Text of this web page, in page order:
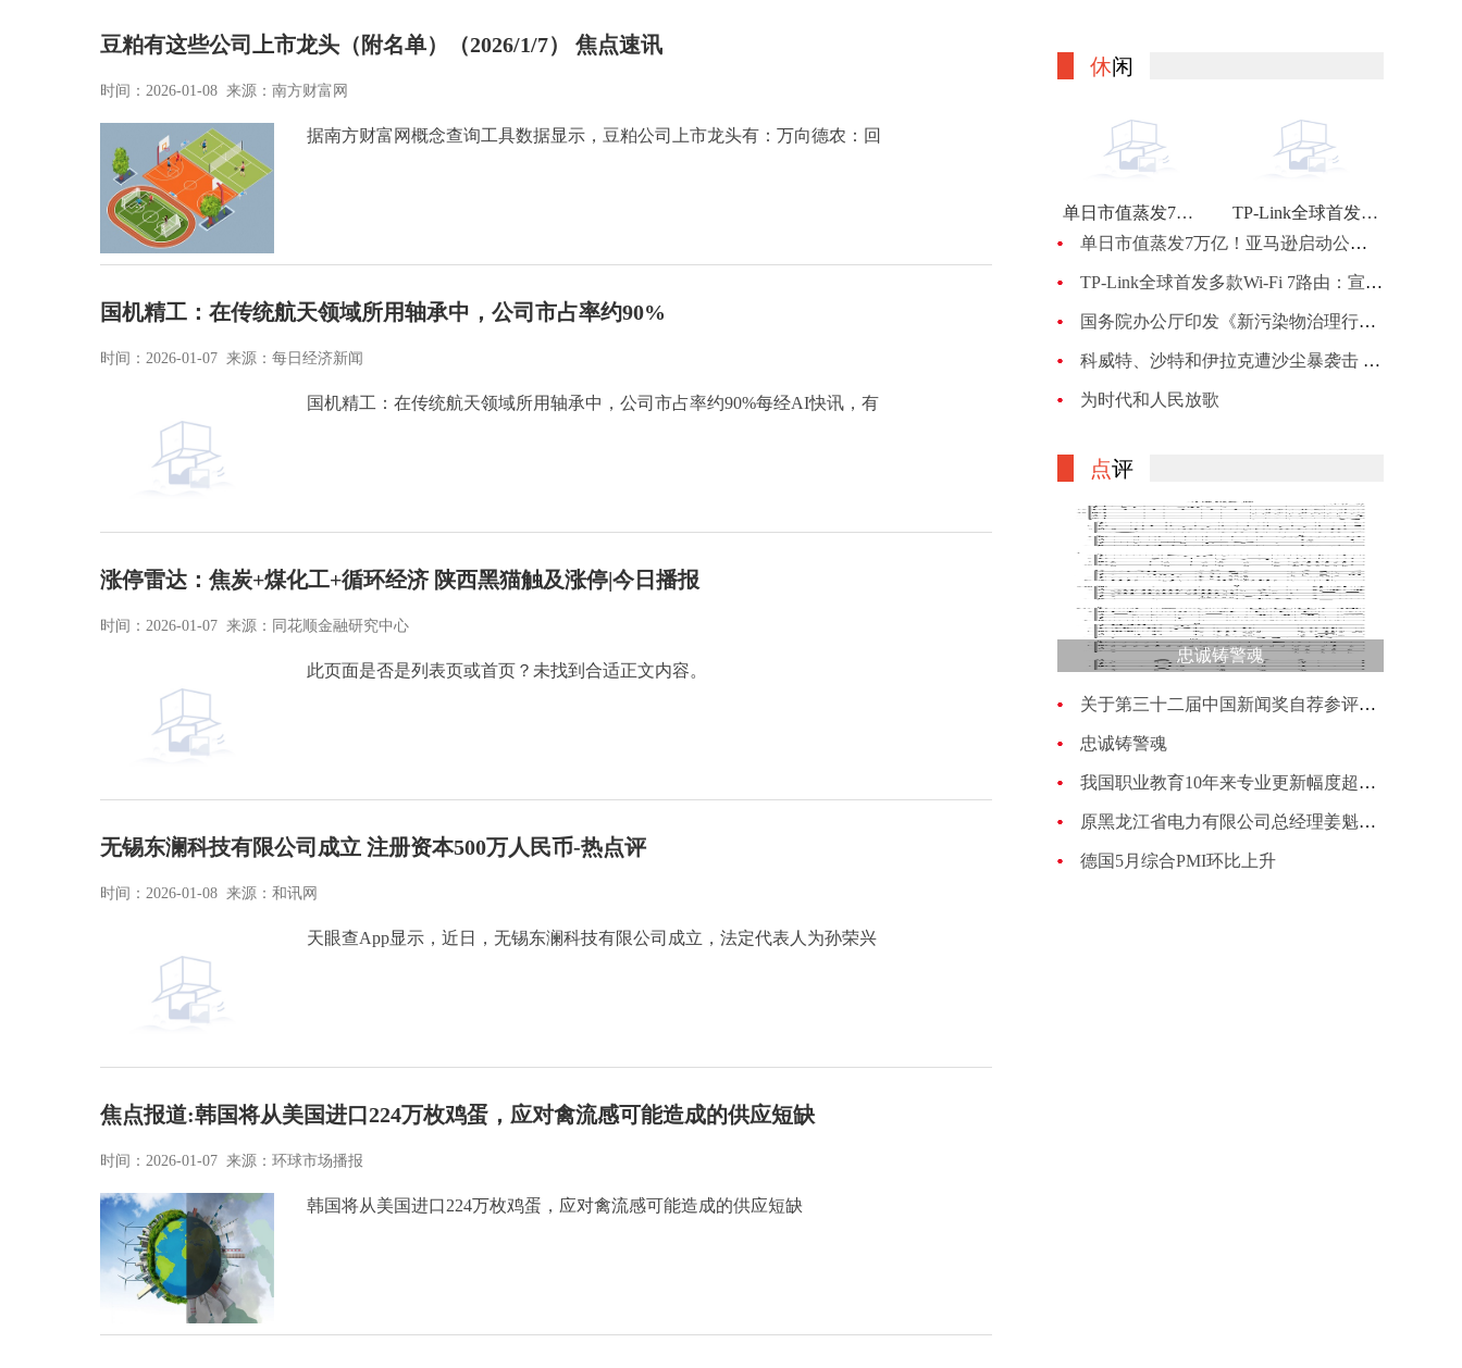
豆粕有这些公司上市龙头（附名单）（2026/1/7） 焦点速讯
时间：2026-01-08 来源：南方财富网
据南方财富网概念查询工具数据显示，豆粕公司上市龙头有：万向德农：回
国机精工：在传统航天领域所用轴承中，公司市占率约90%
时间：2026-01-07 来源：每日经济新闻
国机精工：在传统航天领域所用轴承中，公司市占率约90%每经AI快讯，有
涨停雷达：焦炭+煤化工+循环经济 陕西黑猫触及涨停|今日播报
时间：2026-01-07 来源：同花顺金融研究中心
此页面是否是列表页或首页？未找到合适正文内容。
无锡东澜科技有限公司成立 注册资本500万人民币-热点评
时间：2026-01-08 来源：和讯网
天眼查App显示，近日，无锡东澜科技有限公司成立，法定代表人为孙荣兴
焦点报道:韩国将从美国进口224万枚鸡蛋，应对禽流感可能造成的供应短缺
时间：2026-01-07 来源：环球市场播报
韩国将从美国进口224万枚鸡蛋，应对禽流感可能造成的供应短缺
休闲
单日市值蒸发7万亿！亚马逊启动公司最大规模裁员：计划裁员约1万人
TP-Link全球首发多款Wi-Fi 7路由：宣称BE900的峰值网速可达24Gbps
单日市值蒸发7万亿！亚马逊启动公司最大规模裁员：计划裁员约1万人
TP-Link全球首发多款Wi-Fi 7路由：宣称BE900的峰值网速可达24Gbps
国务院办公厅印发《新污染物治理行动方案》
科威特、沙特和伊拉克遭沙尘暴袭击 机场、机关等关闭
为时代和人民放歌
点评
忠诚铸警魂
关于第三十二届中国新闻奖自荐参评作品的公示
忠诚铸警魂
我国职业教育10年来专业更新幅度超过70%
原黑龙江省电力有限公司总经理姜魁接受纪律审查和监察调查
德国5月综合PMI环比上升